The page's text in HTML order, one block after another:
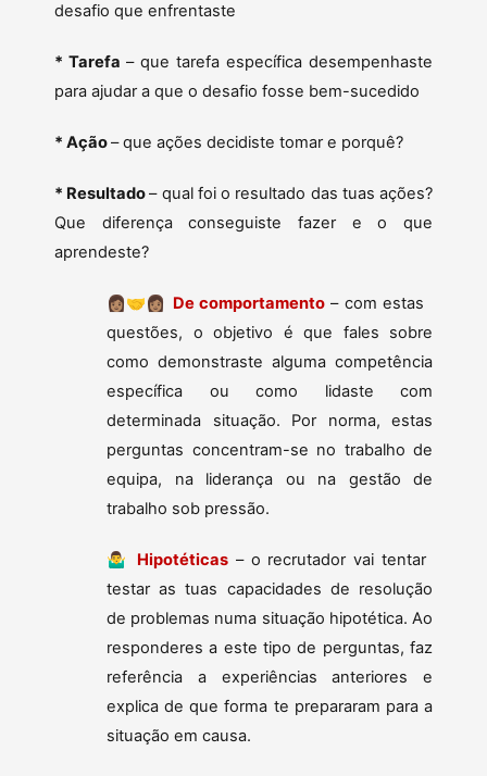
desafio que enfrentaste
* Tarefa – que tarefa específica desempenhaste
para ajudar a que o desafio fosse bem-sucedido
* Ação– que ações decidiste tomar e porquê?
* Resultado– qual foi o resultado das tuas ações?
Que diferença conseguiste fazer e o que
aprendeste?
👩🏽‍🤝‍👩🏽 De comportamento – com estas
questões, o objetivo é que fales sobre
como demonstraste alguma competência
específica ou como lidaste com
determinada situação. Por norma, estas
perguntas concentram-se no trabalho de
equipa, na liderança ou na gestão de
trabalho sob pressão.
🤷‍♂️ Hipotéticas– o recrutador vai tentar
testar as tuas capacidades de resolução
de problemas numa situação hipotética. Ao
responderes a este tipo de perguntas, faz
referência a experiências anteriores e
explica de que forma te prepararam para a
situação em causa.